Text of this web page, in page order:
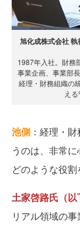
旭化成株式会社
1987年入社。財務
事業企画、事業部
経理・財務組織の
え
池側 ：経理・
うのは、非常
どのような役割
土家啓路氏（以
リアル領域の